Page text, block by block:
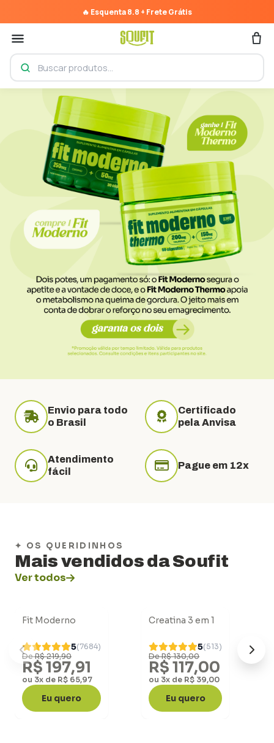
🔥 Esquenta 8.8 + Frete Grátis
Envio para todo
o Brasil
Certificado
pela Anvisa
Atendimento
fácil
Pague em 12x
✦ OS QUERIDINHOS
Mais vendidos da Soufit
Ver todos
Fit Moderno
5(7684)
De R$ 219,90
R$ 197,91
ou 3x de R$ 65,97
Eu quero
-10%
Creatina 3 em 1
5(513)
De R$ 130,00
R$ 117,00
ou 3x de R$ 39,00
Eu quero